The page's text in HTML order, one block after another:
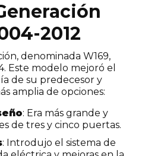
2012
denominada W169,
Este modelo mejoró el
de su predecesor y
amplia de opciones:
: Era más grande y
de tres y cinco puertas.
: Introdujo el sistema de